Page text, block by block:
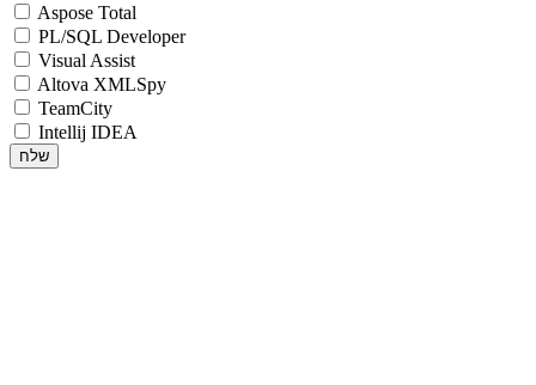
Aspose Total
PL/SQL Developer
Visual Assist
Altova XMLSpy
TeamCity
Intellij IDEA